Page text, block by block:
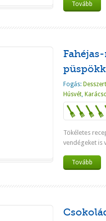
Tovább
Fogás: Desszert
Húsvét,
Tökéletes
vendégeket is
Tovább